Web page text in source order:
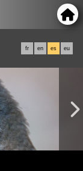
fr en es eu